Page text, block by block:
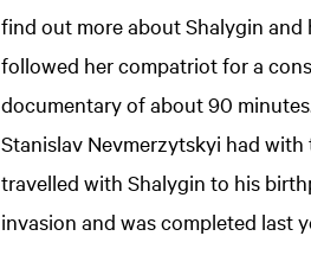
find out more about Shalygin
followed her compatriot for a
documentary of about 90
Stanislav Nevmerzytskyi had
travelled with Shalygin to his
invasion and was completed last